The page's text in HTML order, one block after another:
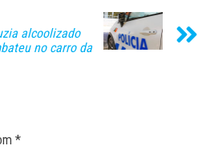
alcoolizado
no carro da
*